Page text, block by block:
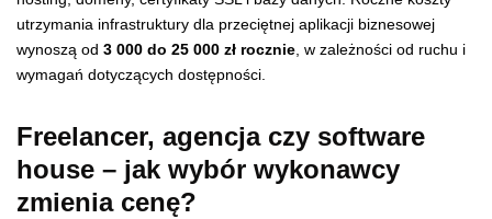
utrzymania infrastruktury dla przeciętnej aplikacji biznesowej
wynoszą od 3 000 do 25 000 zł rocznie, w zależności od ruchu i
wymagań dotyczących dostępności.
Freelancer, agencja czy software
house – jak wybór wykonawcy
zmienia cenę?